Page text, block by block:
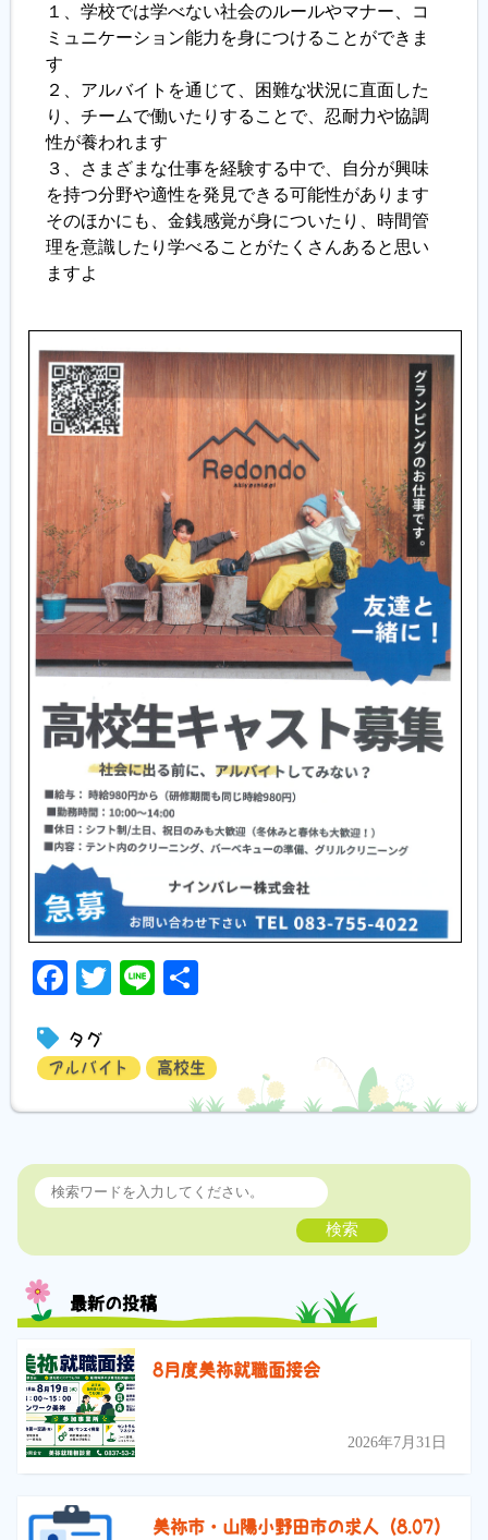
１、学校では学べない社会のルールやマナー、コ
ミュニケーション能力を身につけることができま
す
２、アルバイトを通じて、困難な状況に直面した
り、チームで働いたりすることで、忍耐力や協調
性が養われます
３、さまざまな仕事を経験する中で、自分が興味
を持つ分野や適性を発見できる可能性があります
そのほかにも、金銭感覚が身についたり、時間管
理を意識したり学べることがたくさんあると思い
ますよ
Facebook
Twitter
Line
タグ
アルバイト 高校生
検索
最新の投稿
8月度美祢就職面接会
2026年7月31日
美祢市・山陽小野田市の求人（8.07）